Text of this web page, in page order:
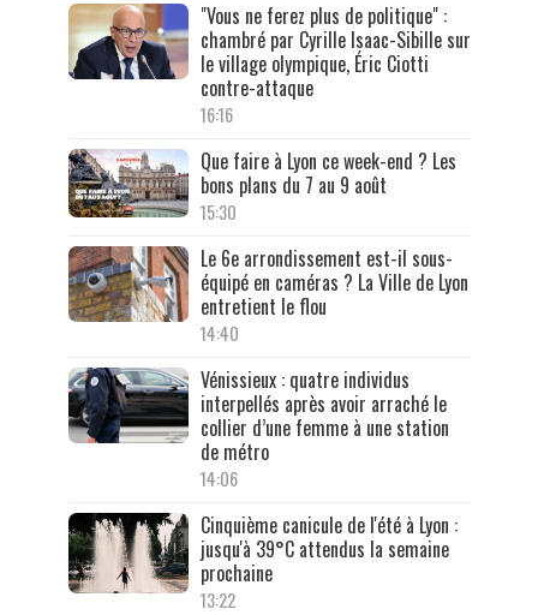
"Vous ne ferez plus de politique" :
chambré par Cyrille Isaac-Sibille sur
le village olympique, Éric Ciotti
contre-attaque
16:16
Que faire à Lyon ce week-end ? Les
bons plans du 7 au 9 août
15:30
Le 6e arrondissement est-il sous-
équipé en caméras ? La Ville de Lyon
entretient le flou
14:40
Vénissieux : quatre individus
interpellés après avoir arraché le
collier d’une femme à une station
de métro
14:06
Cinquième canicule de l'été à Lyon :
jusqu'à 39°C attendus la semaine
prochaine
13:22